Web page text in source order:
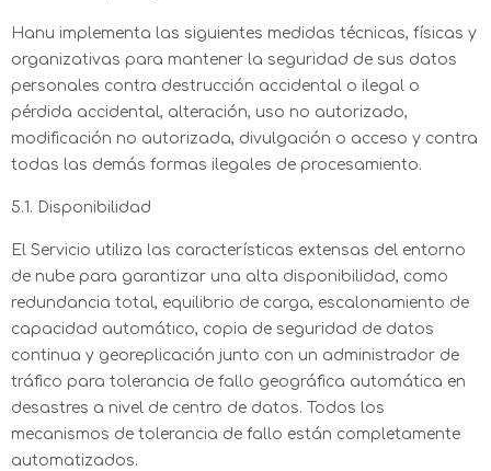
Hanu implementa las siguientes medidas técnicas, físicas y
organizativas para mantener la seguridad de sus datos
personales contra destrucción accidental o ilegal o
pérdida accidental, alteración, uso no autorizado,
modificación no autorizada, divulgación o acceso y contra
todas las demás formas ilegales de procesamiento.
5.1. Disponibilidad
El Servicio utiliza las características extensas del entorno
de nube para garantizar una alta disponibilidad, como
redundancia total, equilibrio de carga, escalonamiento de
capacidad automático, copia de seguridad de datos
continua y georeplicación junto con un administrador de
tráfico para tolerancia de fallo geográfica automática en
desastres a nivel de centro de datos. Todos los
mecanismos de tolerancia de fallo están completamente
automatizados.